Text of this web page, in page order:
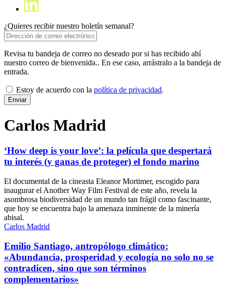
¿Quieres recibir nuestro boletín semanal?
Revisa tu bandeja de correo no deseado por si has recibido ahí
nuestro correo de bienvenida.. En ese caso, arrástralo a la bandeja de
entrada.
Estoy de acuerdo con la política de privacidad.
Carlos Madrid
‘How deep is your love’: la película que despertará
tu interés (y ganas de proteger) el fondo marino
El documental de la cineasta Eleanor Mortimer, escogido para
inaugurar el Another Way Film Festival de este año, revela la
asombrosa biodiversidad de un mundo tan frágil como fascinante,
que hoy se encuentra bajo la amenaza inminente de la minería
abisal.
Carlos Madrid
Emilio Santiago, antropólogo climático:
«Abundancia, prosperidad y ecología no solo no se
contradicen, sino que son términos
complementarios»